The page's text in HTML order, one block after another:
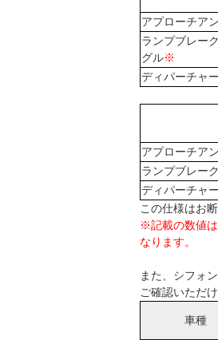
アプローチア
ランプブレー
グル※
ディパーチャ
アプローチア
ランプブレー
ディパーチャ
この仕様はお
※記載の数値
なります。
また、シフォ
ご確認いただ
車種